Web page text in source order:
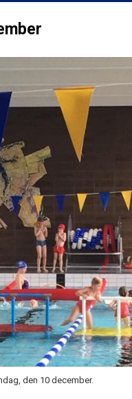
den 10 december.